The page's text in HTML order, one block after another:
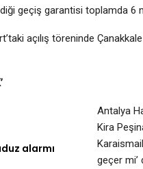
geçiş garantisi toplamda 6
açılış töreninde
alarmı
Antalya
Kira
geçer mi’